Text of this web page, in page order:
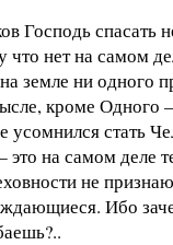
Господь спасать
нет на самом
земле ни одного
кроме Одного
усомнился стать
на самом деле
не
Ибо